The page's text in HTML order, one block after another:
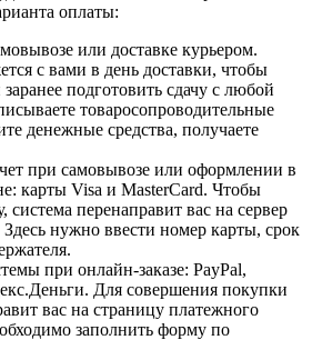
оплаты:
или доставке курьером.
с вами в день доставки, чтобы
подготовить сдачу с любой
товаросопроводительные
денежные средства, получаете
при самовывозе или оформлении в
карты Visa и MasterCard. Чтобы
система перенаправит вас на сервер
нужно ввести номер карты, срок
при онлайн-заказе: PayPal,
Для совершения покупки
вас на страницу платежного
заполнить форму по